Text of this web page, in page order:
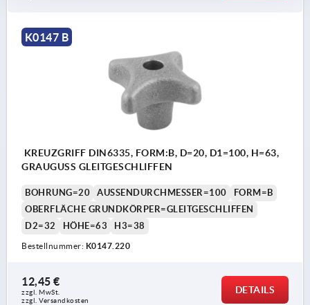
K0147 B
KREUZGRIFF DIN6335, FORM:B, D=20, D1=100, H=63,
GRAUGUSS GLEITGESCHLIFFEN
BOHRUNG=20 AUSSENDURCHMESSER=100
FORM=B
OBERFLÄCHE GRUNDKÖRPER=GLEITGESCHLIFFEN
D2=32
HÖHE=63 H3=38
Bestellnummer: K0147.220
12,45 €
zzgl. MwSt.
zzgl. Versandkosten
DETAILS